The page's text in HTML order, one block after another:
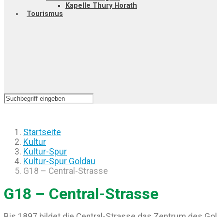
Kapelle Thury Horath
Tourismus
Startseite
Kultur
Kultur-Spur
Kultur-Spur Goldau
G18 – Central-Strasse
G18 – Central-Strasse